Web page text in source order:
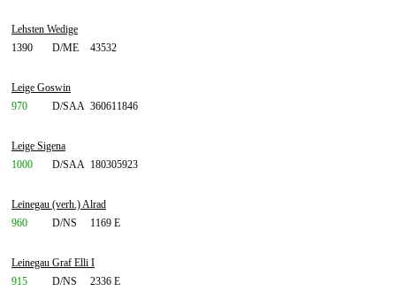
Lehsten Wedige
1390
D/ME 43532
Leige Goswin
970
D/SAA 360611846
Leige Sigena
1000
D/SAA 180305923
Leinegau (verh.) Alrad
960
D/NS 1169 E
Leinegau Graf Elli I
915
D/NS 2336 E